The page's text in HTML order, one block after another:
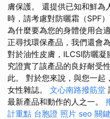
膚保護。 還提供已知和鮮為
時，請考慮對防曬霜（SPF
為什麼要為您的身體使用合
正尋找環保產品，我們還會
對於油性皮膚，ILCSI防曬
究證實了該產品的良好耐受
此。 對於您來說，與您一起
女性雜誌。 文心南路撥筋堂
最新產品和動作的人之一。
計重點 台胞證 照片 seo 關